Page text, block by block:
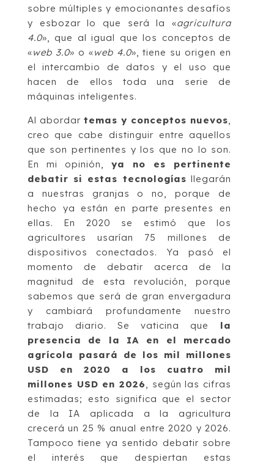
sobre múltiples y emocionantes desafíos
y esbozar lo que será la «agricultura
4.0», que al igual que los conceptos de
«web 3.0» o «web 4.0», tiene su origen en
el intercambio de datos y el uso que
hacen de ellos toda una serie de
máquinas inteligentes.
Al abordar temas y conceptos nuevos,
creo que cabe distinguir entre aquellos
que son pertinentes y los que no lo son.
En mi opinión, ya no es pertinente
debatir si estas tecnologías llegarán
a nuestras granjas o no, porque de
hecho ya están en parte presentes en
ellas. En 2020 se estimó que los
agricultores usarían 75 millones de
dispositivos conectados. Ya pasó el
momento de debatir acerca de la
magnitud de esta revolución, porque
sabemos que será de gran envergadura
y cambiará profundamente nuestro
trabajo diario. Se vaticina que
la
presencia de la IA en el mercado
agrícola pasará de los mil millones
USD en 2020 a los cuatro mil
millones USD en 2026, según las cifras
estimadas; esto significa que el sector
de la IA aplicada a la agricultura
crecerá un 25 % anual entre 2020 y 2026.
Tampoco tiene ya sentido debatir sobre
el interés que despiertan estas